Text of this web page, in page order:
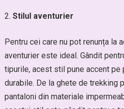
Stilul aventurier
Pentru cei care nu pot renunța la
aventurier este ideal. Gândit
tipurile, acest stil pune accent
durabile. De la ghete de trekking
pantaloni din materiale